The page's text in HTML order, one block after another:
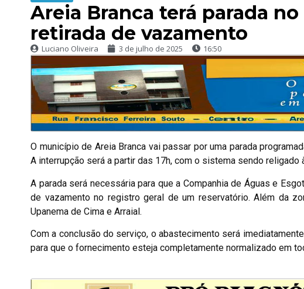
Areia Branca terá parada
retirada de vazamento
Luciano Oliveira 3 de julho de 2025 16:50
O município de Areia Branca vai passar por uma parada
A interrupção será a partir das 17h, com o sistema sendo religado
A parada será necessária para que a Companhia de Águas e
de vazamento no registro geral de um reservatório. Além da
Upanema de Cima e Arraial.
Com a conclusão do serviço, o abastecimento será
para que o fornecimento esteja completamente normalizado em